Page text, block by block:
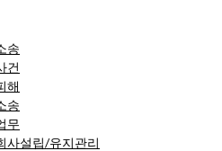
송
건
해
송
무
사설립/유지관리